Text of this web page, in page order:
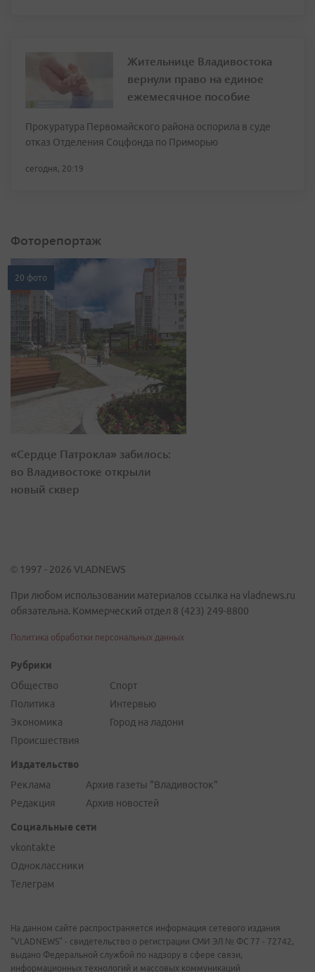
Жительнице Владивостока
вернули право на единое
ежемесячное пособие
Прокуратура Первомайского района оспорила в суде
отказ Отделения Соцфонда по Приморью
сегодня, 20:19
Фоторепортаж
20 фото
«Сердце Патрокла» забилось:
во Владивостоке открыли
новый сквер
© 1997 - 2026 VLADNEWS
При любом использовании материалов ссылка на vladnews.ru
обязательна. Коммерческий отдел 8 (423) 249-8800
Политика обработки персональных данных
Рубрики
Общество
Политика
Экономика
Происшествия
Спорт
Интервью
Город на ладони
Издательство
Реклама
Редакция
Архив газеты "Владивосток"
Архив новостей
Социальные сети
vkontakte
Одноклассники
Телеграм
На данном сайте распространяется информация сетевого издания
"VLADNEWS" - свидетельство о регистрации СМИ ЭЛ № ФС 77 - 72742,
выдано Федеральной службой по надзору в сфере связи,
информационных технологий и массовых коммуникаций